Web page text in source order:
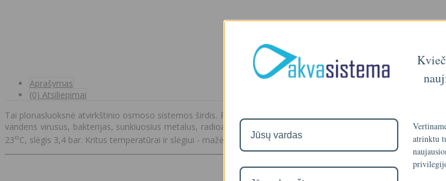
Aprašymas
(0) Atsiliepimai
Tai plonasluoksnė atvirkštinio osmoso sistemos širdis. Pažangi membranos technologija ir automatizuotas
vandens virusus, bakterijas, sunkiuosius metalus, radioaktyvius elementus, taip pat sulaiko 97 - 98% visų
23oC, slėgis 3,4 bar. Kritus temperatūrai ir slėgiui - mažėja našumas.
Teršalų išvalymas %
atrinktu